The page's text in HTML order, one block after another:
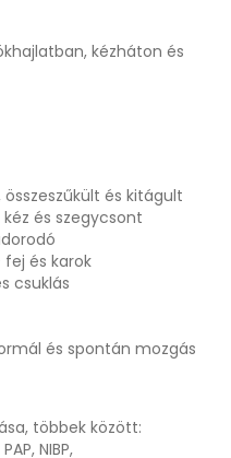
kézháton és
és kitágult
és szegycsont
és karok
csuklás
és spontán mozgás
többek között:
NIBP,